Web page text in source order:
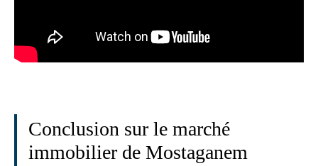
Conclusion sur le marché
immobilier de Mostaganem